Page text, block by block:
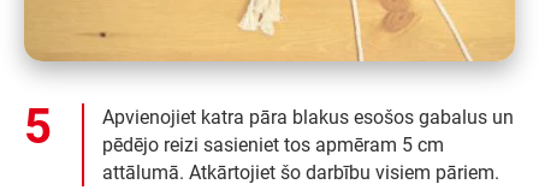
Apvienojiet katra pāra blakus esošos gabalus un
pēdējo reizi sasieniet tos apmēram 5 cm
attālumā. Atkārtojiet šo darbību visiem pāriem.